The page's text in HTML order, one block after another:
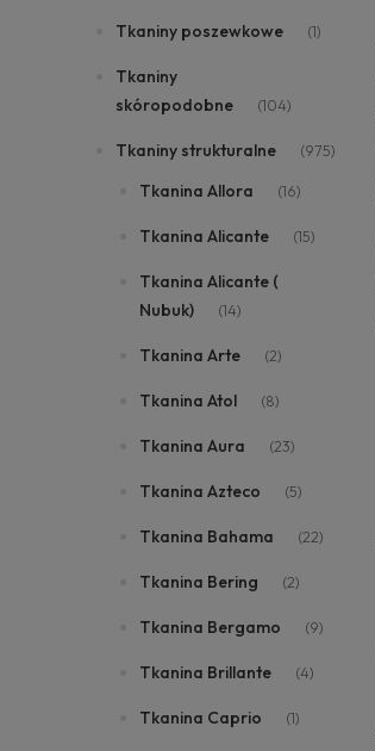
Tkaniny poszewkowe (1)
Tkaniny
skóropodobne
(104)
Tkaniny strukturalne (975)
Tkanina Allora (16)
Tkanina Alicante (15)
Tkanina Alicante (
Nubuk)
(14)
Tkanina Arte (2)
Tkanina Atol (8)
Tkanina Aura (23)
Tkanina Azteco (5)
Tkanina Bahama (22)
Tkanina Bering (2)
Tkanina Bergamo (9)
Tkanina Brillante (4)
Tkanina Caprio (1)